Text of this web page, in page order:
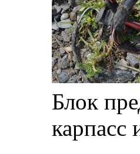
Блок
карпасс